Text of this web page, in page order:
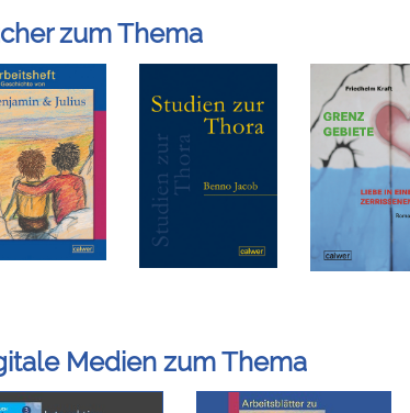
zum Thema
Medien zum Thema